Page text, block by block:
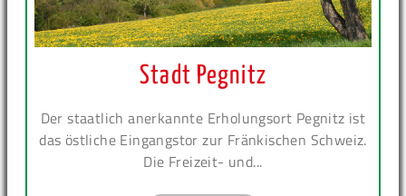
Stadt Pegnitz
Der staatlich anerkannte Erholungsort Pegnitz ist
das östliche Eingangstor zur Fränkischen Schweiz.
Die Freizeit- und...